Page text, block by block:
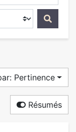
Pertinence
Résumés